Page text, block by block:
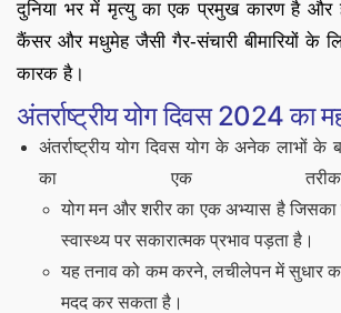
दुनिया भर में मृत्यु का एक प्रमुख कारण है और
कैंसर और मधुमेह जैसी गैर-संचारी बीमारियों के
कारक है।
अंतर्राष्ट्रीय योग दिवस 2024 का
अंतर्राष्ट्रीय योग दिवस योग के अनेक लाभों के
का एक
योग मन और शरीर का एक अभ्यास है जिसका
स्वास्थ्य पर सकारात्मक प्रभाव पड़ता है।
यह तनाव को कम करने, लचीलेपन में सुधार
मदद कर सकता है।